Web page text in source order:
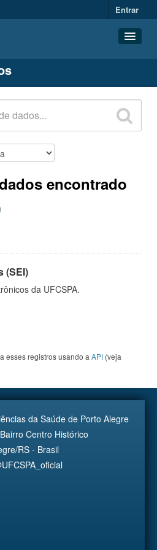
Entrar
encontrado
(SEI)
da UFCSPA.
esses registros usando a API (veja
da Saúde de Porto Alegre
Centro Histórico
RS - Brasil